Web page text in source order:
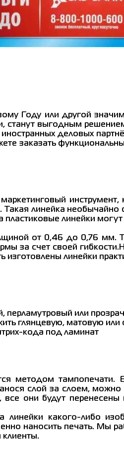
Году или другой
станут выгодным
деловых
заказать
маркетинговый
линейка
пластиковые линейки
от 0,46 до 0,76 мм.
за счет своей
изготовлены линейки
перламутровый или
глянцевую, матовую
кода под ламинат
методом
слой за слоем,
они будут
линейки какого-либо
наносить печать.